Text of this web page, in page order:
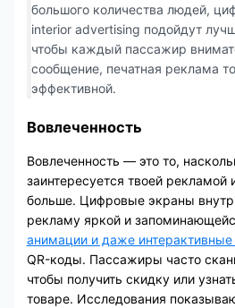
большого количества людей,
interior advertising подойдут
чтобы каждый пассажир
сообщение, печатная реклама
эффективной.
Вовлеченность
Вовлеченность — это то,
заинтересуется твоей рекламой
больше. Цифровые экраны
рекламу яркой и
анимации и даже
QR-коды. Пассажиры часто
чтобы получить скидку или
товаре. Исследования